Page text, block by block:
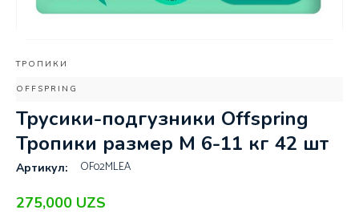
ТРОПИКИ
OFFSPRING
Трусики-подгузники Offspring
Тропики размер M 6-11 кг 42 шт
Артикул: OF02MLEA
275,000 UZS